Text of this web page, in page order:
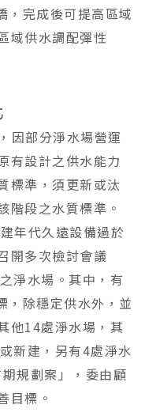
，完成後可提高區域
域供水調配彈性
因部分淨水場營運
有設計之供水能力
標準，須更新或汰
階段之水質標準。
年代久遠設備過於
開多次檢討會議
淨水場。其中，有
除穩定供水外，並
他14處淨水場，其
新建，另有4處淨水
規劃案」，委由顧
目標。